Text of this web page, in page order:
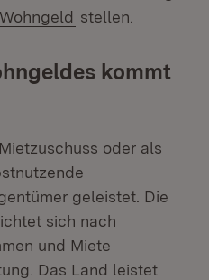
(Öffnet in neuem
stellen.
kommt
oder als
geleistet. Die
sich nach
und Miete
Das Land leistet